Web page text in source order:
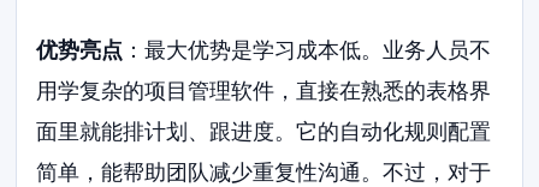
优势亮点 ：最大优势是学习成本低。业务人员不
用学复杂的项目管理软件，直接在熟悉的表格界
面里就能排计划、跟进度。它的自动化规则配置
简单，能帮助团队减少重复性沟通。不过，对于